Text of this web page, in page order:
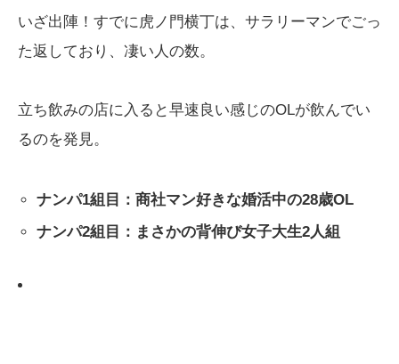
いざ出陣！すでに虎ノ門横丁は、サラリーマンでごっ
た返しており、凄い人の数。
立ち飲みの店に入ると早速良い感じのOLが飲んでい
るのを発見。
ナンパ1組目：商社マン好きな婚活中の28歳OL
ナンパ2組目：まさかの背伸び女子大生2人組